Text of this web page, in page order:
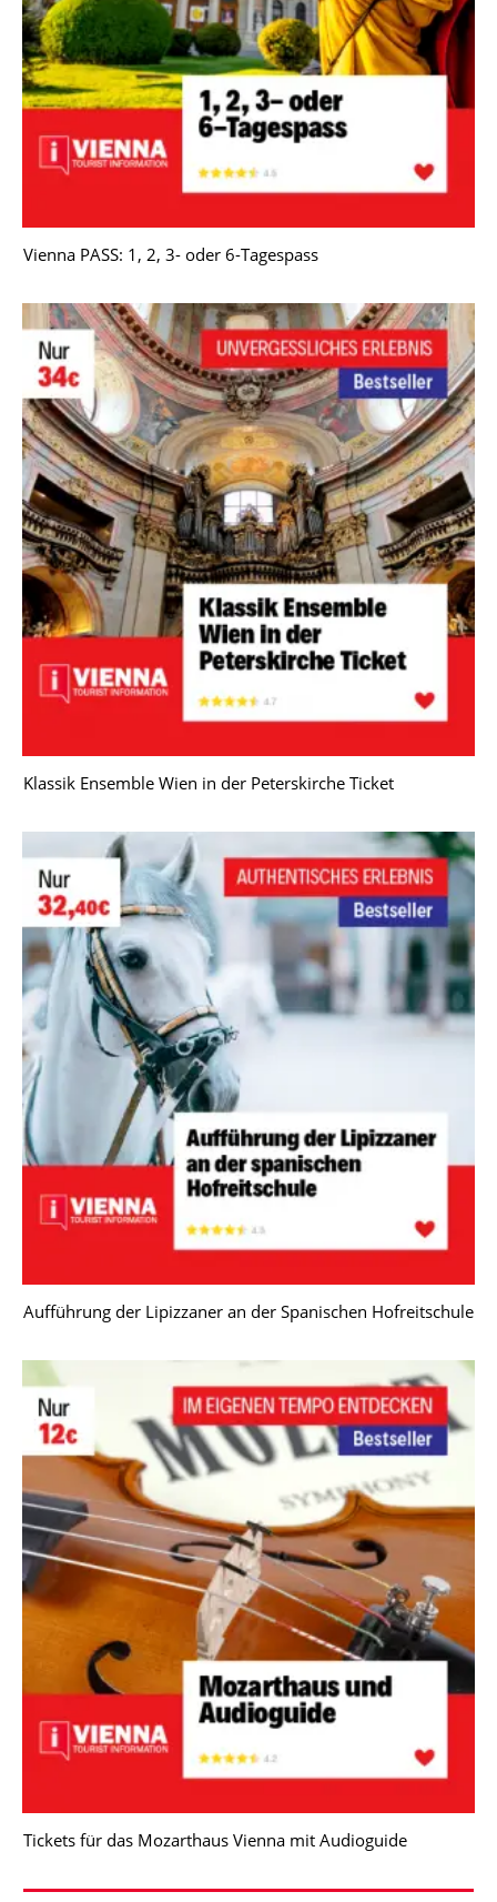
Vienna PASS: 1, 2, 3- oder 6-Tagespass
Klassik Ensemble Wien in der Peterskirche Ticket
Aufführung der Lipizzaner an der Spanischen Hofreitschule
Tickets für das Mozarthaus Vienna mit Audioguide